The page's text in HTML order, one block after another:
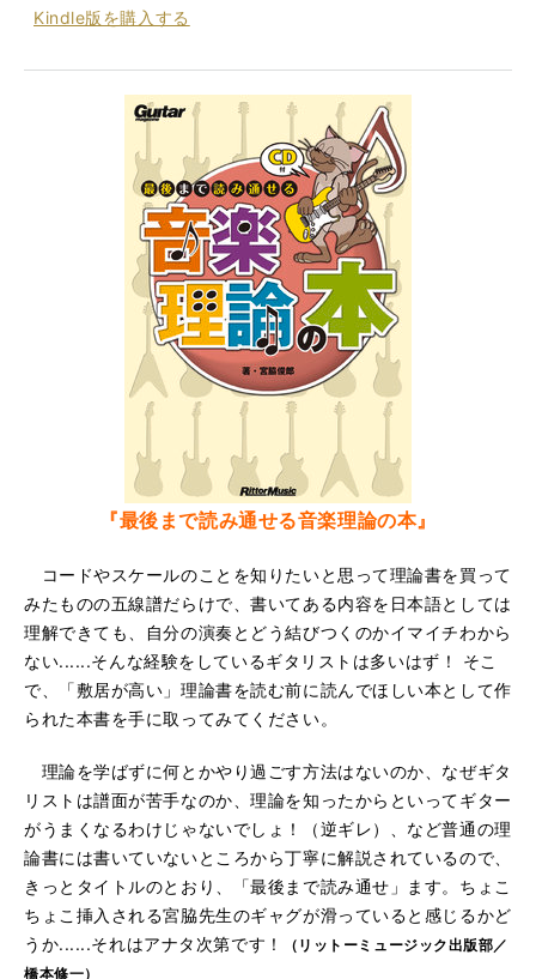
Kindle版を購入する
『最後まで読み通せる音楽理論の本』
コードやスケールのことを知りたいと思って理論書を買って
みたものの五線譜だらけで、書いてある内容を日本語としては
理解できても、自分の演奏とどう結びつくのかイマイチわから
ない......そんな経験をしているギタリストは多いはず！ そこ
で、「敷居が高い」理論書を読む前に読んでほしい本として作
られた本書を手に取ってみてください。
理論を学ばずに何とかやり過ごす方法はないのか、なぜギタ
リストは譜面が苦手なのか、理論を知ったからといってギター
がうまくなるわけじゃないでしょ！（逆ギレ）、など普通の理
論書には書いていないところから丁寧に解説されているので、
きっとタイトルのとおり、「最後まで読み通せ」ます。ちょこ
ちょこ挿入される宮脇先生のギャグが滑っていると感じるかど
うか......それはアナタ次第です！
（リットーミュージック出版部／
橋本修一）